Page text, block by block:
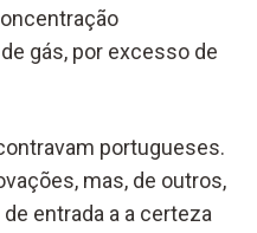
gás, por excesso de
portugueses.
mas, de outros,
entrada a a certeza